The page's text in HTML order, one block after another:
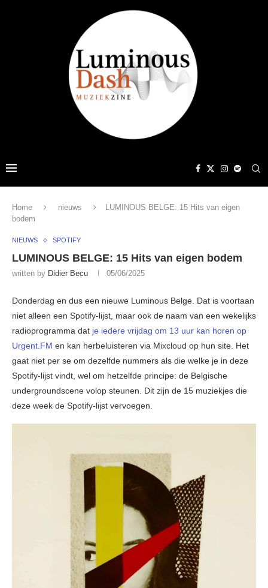
Home nieuws
LUMINOUS BELGE: 15 Hits van eigen
bodem
NIEUWS SPOTIFY
LUMINOUS BELGE: 15 Hits van eigen bodem
written by Didier Becu 05/06/2025
Donderdag en dus een nieuwe Luminous Belge. Dat is voortaan
niet alleen een Spotify-lijst, maar ook de naam van een wekelijks
radioprogramma dat je iedere vrijdag om 13 uur kan horen op
Urgent.FM en kan herbeluisteren via Mixcloud op hun site. Het
gaat niet per se om dezelfde nummers als die welke je in deze
Spotify-lijst vindt, wel om hetzelfde principe: de Belgische
undergroundscene volop steunen. Dit zijn de 15 muziekjes die
deze week de Spotify-lijst vervoegen.